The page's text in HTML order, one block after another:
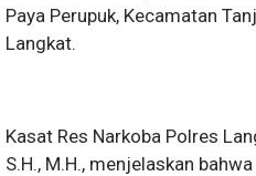
Paya Perupuk, Kecamatan
Langkat.
Kasat Res Narkoba Polres
S.H., M.H., menjelaskan